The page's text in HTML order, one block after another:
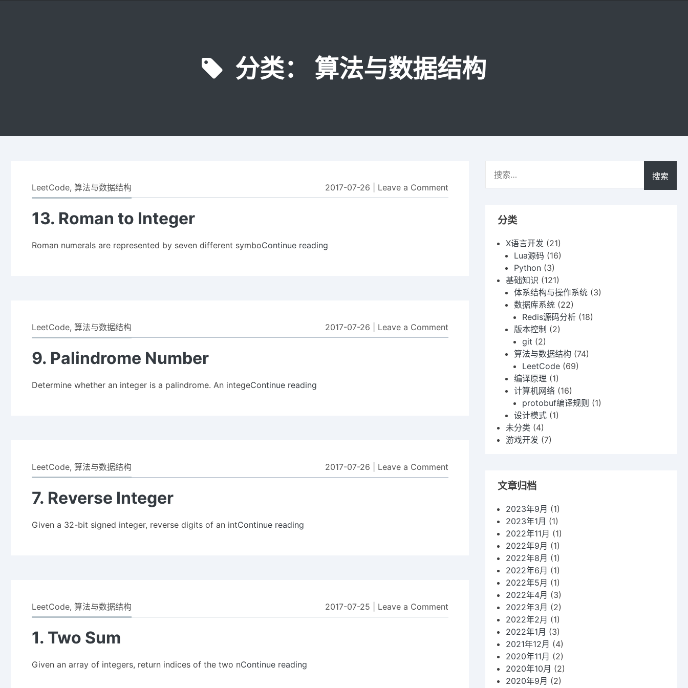
分类： 算法与数据结构
LeetCode, 算法与数据结构 2017-07-26 Leave a Comment
13. Roman to Integer
Roman numerals are represented by seven different symboContinue reading
LeetCode, 算法与数据结构 2017-07-26 Leave a Comment
9. Palindrome Number
Determine whether an integer is a palindrome. An integeContinue reading
LeetCode, 算法与数据结构 2017-07-26 Leave a Comment
7. Reverse Integer
Given a 32-bit signed integer, reverse digits of an intContinue reading
LeetCode, 算法与数据结构 2017-07-25 Leave a Comment
1. Two Sum
Given an array of integers, return indices of the two nContinue reading
索：
分类
X语言开发 (21)
Lua源码 (16)
Python (3)
基础知识 (121)
体系结构与操作系统 (3)
数据库系统 (22)
Redis源码分析 (18)
版本控制 (2)
git (2)
算法与数据结构 (74)
LeetCode (69)
编译原理 (1)
计算机网络 (16)
protobuf编译规则 (1)
设计模式 (1)
未分类 (4)
游戏开发 (7)
文章归档
2023年9月 (1)
2023年1月 (1)
2022年11月 (1)
2022年9月 (1)
2022年8月 (1)
2022年6月 (1)
2022年5月 (1)
2022年4月 (3)
2022年3月 (2)
2022年2月 (1)
2022年1月 (3)
2021年12月 (4)
2020年11月 (2)
2020年10月 (2)
2020年9月 (2)